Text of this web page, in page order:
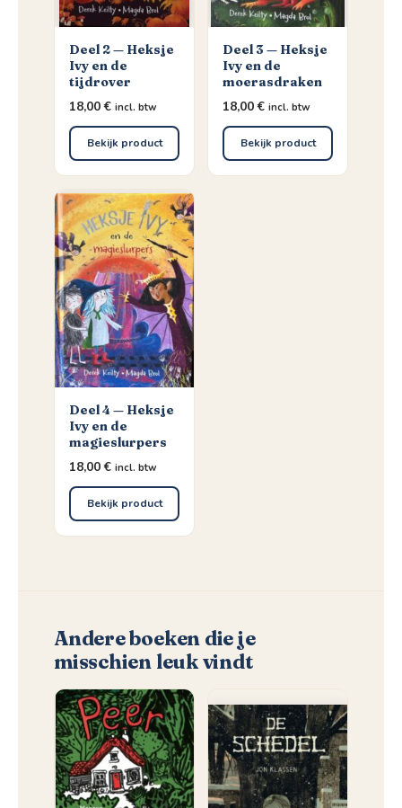
Deel 2 — Heksje
Ivy en de
tijdrover
18,00€ incl. btw
Bekijk product
Deel 3 — Heksje
Ivy en de
moerasdraken
18,00€ incl. btw
Bekijk product
Deel 4 — Heksje
Ivy en de
magieslurpers
18,00€ incl. btw
Bekijk product
Andere boeken die je
misschien leuk vindt